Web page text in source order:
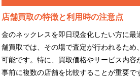
店舗買取の特徴と利用時の注意点
金のネックレスを即日現金化したい方に最
舗買取では、その場で査定が行われるため、
可能です。特に、買取価格やサービス内容
事前に複数の店舗を比較することが重要で